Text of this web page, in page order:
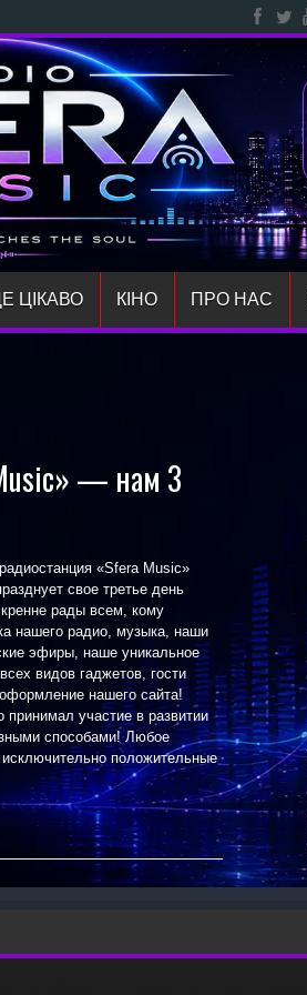
ЦІКАВО КІНО ПРО НАС
— нам 3
«Sfera Music»
свое третье день
рады всем, кому
нашего радио, музыка, наши
эфиры, наше уникальное
видов гаджетов, гости
нашего сайта!
принимал участие в развитии
способами! Любое
положительные